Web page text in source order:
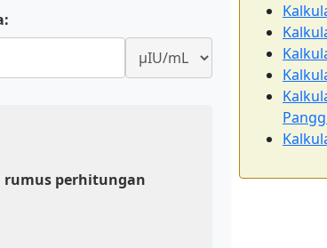
rumus perhitungan